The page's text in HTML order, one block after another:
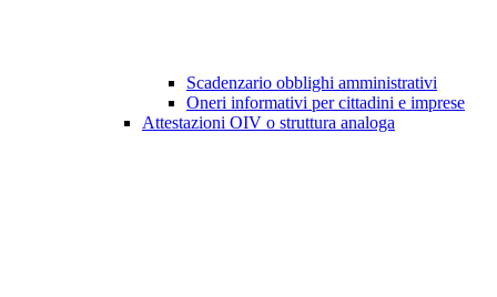
Scadenzario obblighi amministrativi
Oneri informativi per cittadini e imprese
Attestazioni OIV o struttura analoga